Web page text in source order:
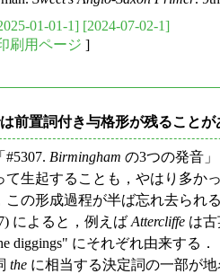
01-01-1] [2024-07-02-1]
刷用ページ ]
前置詞付き与格形が残ることが
Birmingham の3つの発音
て生起することも，やはり多か
この形成過程が半ば忘れ去られ
によると，例えばAttercliffe は
diggings" にそれぞれ由来する．
the に相当する決定詞の一部が